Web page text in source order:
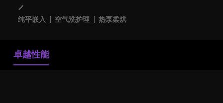
纯平嵌入 空气洗护理 热泵柔烘
卓越性能